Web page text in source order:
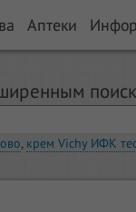
Аптеки
, крем Vichy ИФК